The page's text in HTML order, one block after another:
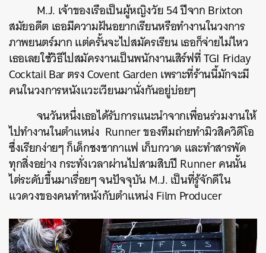
M.J. เจ้าของเรือเป็นผู้หญิงวัย 54 ปีจาก Brixton
สมัยอดีต เธอมีความฝันอยากเรียนหรือทำงานในวงการ
ภาพยนตร์มาก แต่ครั้นจะไปสมัครเรียน เธอก็จ่ายไม่ไหว
เธอเลยใช้วิธีไปสมัครงานเป็นพนักงานเสิร์ฟที่ TGI Friday
Cocktail Bar ตรง Covent Garden เพราะที่ร้านนี้มักจะมี
คนในวงการหนังแวะเวียนมานั่งกันอยู่บ่อยๆ
จนวันหนึ่งเธอได้รับการแนะนำจากเพื่อนร่วมงานให้
ไปทำงานในตำแหน่ง Runner ของทีมถ่ายทำมิวสิควิดีโอ
ซึ่งเรียกง่ายๆ ก็เด็กชงชากาแฟ เก็บกวาด และทำสารพัด
ทุกสิ่งอย่าง กระทั่งเวลาผ่านไปสามสิบปี Runner คนนั้น
ไต่ระดับขึ้นมาเรื่อยๆ จนปัจจุบัน M.J. เป็นที่รู้จักดีใน
แวดวงของคนทำหนังกับตำแหน่ง Film Producer